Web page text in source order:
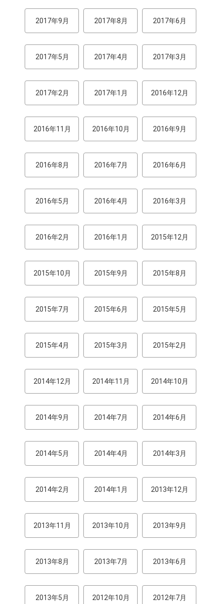
2017年9月 2017年8月 2017年6月
2017年5月 2017年4月 2017年3月
2017年2月 2017年1月 2016年12月
2016年11月 2016年10月 2016年9月
2016年8月 2016年7月 2016年6月
2016年5月 2016年4月 2016年3月
2016年2月 2016年1月 2015年12月
2015年10月 2015年9月 2015年8月
2015年7月 2015年6月 2015年5月
2015年4月 2015年3月 2015年2月
2014年12月 2014年11月 2014年10月
2014年9月 2014年7月 2014年6月
2014年5月 2014年4月 2014年3月
2014年2月 2014年1月 2013年12月
2013年11月 2013年10月 2013年9月
2013年8月 2013年7月 2013年6月
2013年5月 2012年10月 2012年7月